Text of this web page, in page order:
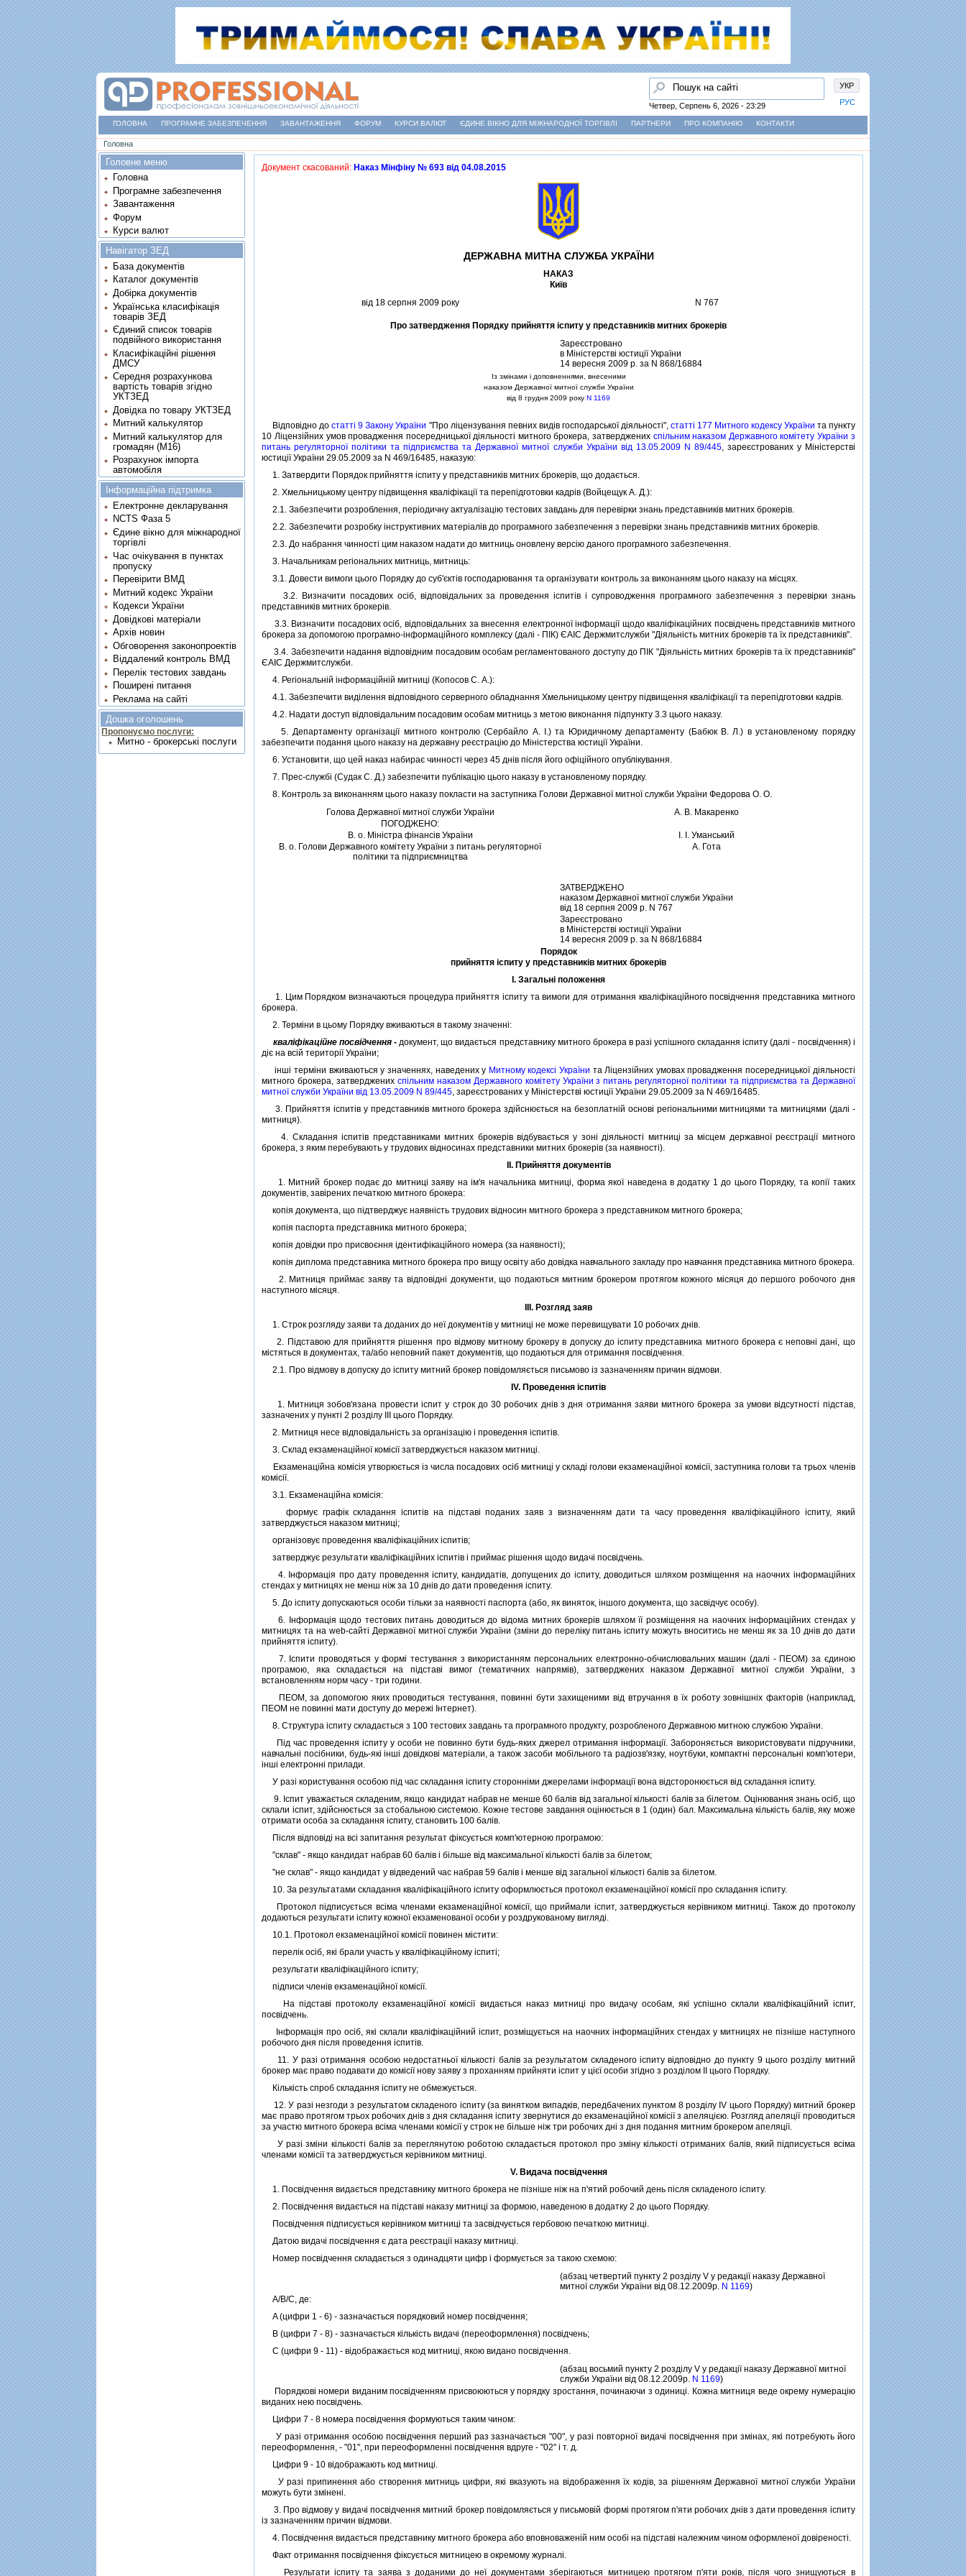
УКР
РУС
Пошук
Четвер, Серпень 6, 2026 - 23:29
ГОЛОВНА ПРОГРАМНЕ ЗАБЕЗПЕЧЕННЯ ЗАВАНТАЖЕННЯ ФОРУМ КУРСИ ВАЛЮТ ЄДИНЕ ВІКНО ДЛЯ МІЖНАРОДНОЇ ТОРГІВЛІ ПАРТНЕРИ ПРО КОМПАНІЮ КОНТАКТИ
Ви є тут
Головна
Документ скасований:Наказ Мінфіну № 693 від 04.08.2015
ДЕРЖАВНА МИТНА СЛУЖБА УКРАЇНИ
НАКАЗ
Київ
вiд 18 серпня 2009 року
N 767
Про затвердження Порядку прийняття iспиту у представникiв митних брокерiв
Зареєстровано
в Мiнiстерствi юстицiї України
14 вересня 2009 р. за N 868/16884
Iз змiнами i доповненнями, внесеними
наказом Державної митної служби України
вiд 8 грудня 2009 року N 1169
Вiдповiдно достаттi 9 Закону України "Про лiцензування певних видiв господарської дiяльностi", статтi 177 Митного кодексу України та пункту
10 Лiцензiйних умов провадження посередницької дiяльностi митного брокера, затверджених спiльним наказом Державного комiтету України з
питань регуляторної полiтики та пiдприємства та Державної митної служби України вiд 13.05.2009 N 89/445, зареєстрованих у Мiнiстерствi
юстицiї України 29.05.2009 за N 469/16485, наказую:
1. Затвердити Порядок прийняття iспиту у представникiв митних брокерiв, що додається.
2. Хмельницькому центру пiдвищення квалiфiкацiї та перепiдготовки кадрiв (Войцещук А. Д.):
2.1. Забезпечити розроблення, перiодичну актуалiзацiю тестових завдань для перевiрки знань представникiв митних брокерiв.
2.2. Забезпечити розробку iнструктивних матерiалiв до програмного забезпечення з перевiрки знань представникiв митних брокерiв.
2.3. До набрання чинностi цим наказом надати до митниць оновлену версiю даного програмного забезпечення.
3. Начальникам регiональних митниць, митниць:
3.1. Довести вимоги цього Порядку до суб'єктiв господарювання та органiзувати контроль за виконанням цього наказу на мiсцях.
3.2. Визначити посадових осiб, вiдповiдальних за проведення iспитiв i супроводження програмного забезпечення з перевiрки знань
представникiв митних брокерiв.
3.3. Визначити посадових осiб, вiдповiдальних за внесення електронної iнформацiї щодо квалiфiкацiйних посвiдчень представникiв митного
брокера за допомогою програмно-iнформацiйного комплексу (далi - ПIК) ЄАIС Держмитслужби "Дiяльнiсть митних брокерiв та їх представникiв".
3.4. Забезпечити надання вiдповiдним посадовим особам регламентованого доступу до ПIК "Дiяльнiсть митних брокерiв та їх представникiв"
ЄАIС Держмитслужби.
4. Регiональнiй iнформацiйнiй митницi (Копосов С. А.):
4.1. Забезпечити видiлення вiдповiдного серверного обладнання Хмельницькому центру пiдвищення квалiфiкацiї та перепiдготовки кадрiв.
4.2. Надати доступ вiдповiдальним посадовим особам митниць з метою виконання пiдпункту 3.3 цього наказу.
5. Департаменту органiзацiї митного контролю (Сербайло А. I.) та Юридичному департаменту (Бабюк В. Л.) в установленому порядку
забезпечити подання цього наказу на державну реєстрацiю до Мiнiстерства юстицiї України.
6. Установити, що цей наказ набирає чинностi через 45 днiв пiсля його офiцiйного опублiкування.
7. Прес-службi (Судак С. Д.) забезпечити публiкацiю цього наказу в установленому порядку.
8. Контроль за виконанням цього наказу покласти на заступника Голови Державної митної служби України Федорова О. О.
Голова Державної митної служби України
А. В. Макаренко
ПОГОДЖЕНО:
В. о. Мiнiстра фiнансiв України
I. I. Уманський
В. о. Голови Державного комiтету України з питань регуляторної
полiтики та пiдприємництва
А. Гота
ЗАТВЕРДЖЕНО
наказом Державної митної служби України
вiд 18 серпня 2009 р. N 767
Зареєстровано
в Мiнiстерствi юстицiї України
14 вересня 2009 р. за N 868/16884
Порядок
прийняття iспиту у представникiв митних брокерiв
I. Загальнi положення
1. Цим Порядком визначаються процедура прийняття iспиту та вимоги для отримання квалiфiкацiйного посвiдчення представника митного
брокера.
2. Термiни в цьому Порядку вживаються в такому значеннi:
квалiфiкацiйне посвiдчення -документ, що видається представнику митного брокера в разi успiшного складання iспиту (далi - посвiдчення) i
дiє на всiй територiї України;
iншi термiни вживаються у значеннях, наведених у Митному кодексi України та Лiцензiйних умовах провадження посередницької дiяльностi
митного брокера, затвердженихспiльним наказом Державного комiтету України з питань регуляторної полiтики та пiдприємства та Державної
митної служби України вiд 13.05.2009 N 89/445, зареєстрованих у Мiнiстерствi юстицiї України 29.05.2009 за N 469/16485.
3. Прийняття iспитiв у представникiв митного брокера здiйснюється на безоплатнiй основi регiональними митницями та митницями (далi -
митниця).
4. Складання iспитiв представниками митних брокерiв вiдбувається у зонi дiяльностi митницi за мiсцем державної реєстрацiї митного
брокера, з яким перебувають у трудових вiдносинах представники митних брокерiв (за наявностi).
II. Прийняття документiв
1. Митний брокер подає до митницi заяву на iм'я начальника митницi, форма якої наведена в додатку 1 до цього Порядку, та копiї таких
документiв, завiрених печаткою митного брокера:
копiя документа, що пiдтверджує наявнiсть трудових вiдносин митного брокера з представником митного брокера;
копiя паспорта представника митного брокера;
копiя довiдки про присвоєння iдентифiкацiйного номера (за наявностi);
копiя диплома представника митного брокера про вищу освiту або довiдка навчального закладу про навчання представника митного брокера.
2. Митниця приймає заяву та вiдповiднi документи, що подаються митним брокером протягом кожного мiсяця до першого робочого дня
наступного мiсяця.
III. Розгляд заяв
1. Строк розгляду заяви та доданих до неї документiв у митницi не може перевищувати 10 робочих днiв.
2. Пiдставою для прийняття рiшення про вiдмову митному брокеру в допуску до iспиту представника митного брокера є неповнi данi, що
мiстяться в документах, та/або неповний пакет документiв, що подаються для отримання посвiдчення.
2.1. Про вiдмову в допуску до iспиту митний брокер повiдомляється письмово iз зазначенням причин вiдмови.
IV. Проведення iспитiв
1. Митниця зобов'язана провести iспит у строк до 30 робочих днiв з дня отримання заяви митного брокера за умови вiдсутностi пiдстав,
зазначених у пунктi 2 роздiлу III цього Порядку.
2. Митниця несе вiдповiдальнiсть за органiзацiю i проведення iспитiв.
3. Склад екзаменацiйної комiсiї затверджується наказом митницi.
Екзаменацiйна комiсiя утворюється iз числа посадових осiб митницi у складi голови екзаменацiйної комiсiї, заступника голови та трьох членiв
комiсiї.
3.1. Екзаменацiйна комiсiя:
формує графiк складання iспитiв на пiдставi поданих заяв з визначенням дати та часу проведення квалiфiкацiйного iспиту, який
затверджується наказом митницi;
органiзовує проведення квалiфiкацiйних iспитiв;
затверджує результати квалiфiкацiйних iспитiв i приймає рiшення щодо видачi посвiдчень.
4. Iнформацiя про дату проведення iспиту, кандидатiв, допущених до iспиту, доводиться шляхом розмiщення на наочних iнформацiйних
стендах у митницях не менш нiж за 10 днiв до дати проведення iспиту.
5. До iспиту допускаються особи тiльки за наявностi паспорта (або, як виняток, iншого документа, що засвiдчує особу).
6. Iнформацiя щодо тестових питань доводиться до вiдома митних брокерiв шляхом її розмiщення на наочних iнформацiйних стендах у
митницях та на web-сайтi Державної митної служби України (змiни до перелiку питань iспиту можуть вноситись не менш як за 10 днiв до дати
прийняття iспиту).
7. Iспити проводяться у формi тестування з використанням персональних електронно-обчислювальних машин (далi - ПЕОМ) за єдиною
програмою, яка складається на пiдставi вимог (тематичних напрямiв), затверджених наказом Державної митної служби України, з
встановленням норм часу - три години.
ПЕОМ, за допомогою яких проводиться тестування, повиннi бути захищеними вiд втручання в їх роботу зовнiшнiх факторiв (наприклад,
ПЕОМ не повиннi мати доступу до мережi Iнтернет).
8. Структура iспиту складається з 100 тестових завдань та програмного продукту, розробленого Державною митною службою України.
Пiд час проведення iспиту у особи не повинно бути будь-яких джерел отримання iнформацiї. Забороняється використовувати пiдручники,
навчальнi посiбники, будь-якi iншi довiдковi матерiали, а також засоби мобiльного та радiозв'язку, ноутбуки, компактнi персональнi комп'ютери,
iншi електроннi прилади.
У разi користування особою пiд час складання iспиту стороннiми джерелами iнформацiї вона вiдсторонюється вiд складання iспиту.
9. Iспит уважається складеним, якщо кандидат набрав не менше 60 балiв вiд загальної кiлькостi балiв за бiлетом. Оцiнювання знань осiб, що
склали iспит, здiйснюється за стобальною системою. Кожне тестове завдання оцiнюється в 1 (один) бал. Максимальна кiлькiсть балiв, яку може
отримати особа за складання iспиту, становить 100 балiв.
Пiсля вiдповiдi на всi запитання результат фiксується комп'ютерною програмою:
"склав" - якщо кандидат набрав 60 балiв i бiльше вiд максимальної кiлькостi балiв за бiлетом;
"не склав" - якщо кандидат у вiдведений час набрав 59 балiв i менше вiд загальної кiлькостi балiв за бiлетом.
10. За результатами складання квалiфiкацiйного iспиту оформлюється протокол екзаменацiйної комiсiї про складання iспиту.
Протокол пiдписується всiма членами екзаменацiйної комiсiї, що приймали iспит, затверджується керiвником митницi. Також до протоколу
додаються результати iспиту кожної екзаменованої особи у роздрукованому виглядi.
10.1. Протокол екзаменацiйної комiсiї повинен мiстити:
перелiк осiб, якi брали участь у квалiфiкацiйному iспитi;
результати квалiфiкацiйного iспиту;
пiдписи членiв екзаменацiйної комiсiї.
На пiдставi протоколу екзаменацiйної комiсiї видається наказ митницi про видачу особам, якi успiшно склали квалiфiкацiйний iспит,
посвiдчень.
Iнформацiя про осiб, якi склали квалiфiкацiйний iспит, розмiщується на наочних iнформацiйних стендах у митницях не пiзнiше наступного
робочого дня пiсля проведення iспитiв.
11. У разi отримання особою недостатньої кiлькостi балiв за результатом складеного iспиту вiдповiдно до пункту 9 цього роздiлу митний
брокер має право подавати до комiсiї нову заяву з проханням прийняти iспит у цiєї особи згiдно з роздiлом II цього Порядку.
Кiлькiсть спроб складання iспиту не обмежується.
12. У разi незгоди з результатом складеного iспиту (за винятком випадкiв, передбачених пунктом 8 роздiлу IV цього Порядку) митний брокер
має право протягом трьох робочих днiв з дня складання iспиту звернутися до екзаменацiйної комiсiї з апеляцiєю. Розгляд апеляцiї проводиться
за участю митного брокера всiма членами комiсiї у строк не бiльше нiж три робочих днi з дня подання митним брокером апеляцiї.
У разi змiни кiлькостi балiв за переглянутою роботою складається протокол про змiну кiлькостi отриманих балiв, який пiдписується всiма
членами комiсiї та затверджується керiвником митницi.
V. Видача посвiдчення
1. Посвiдчення видається представнику митного брокера не пiзнiше нiж на п'ятий робочий день пiсля складеного iспиту.
2. Посвiдчення видається на пiдставi наказу митницi за формою, наведеною в додатку 2 до цього Порядку.
Посвiдчення пiдписується керiвником митницi та засвiдчується гербовою печаткою митницi.
Датою видачi посвiдчення є дата реєстрацiї наказу митницi.
Номер посвiдчення складається з одинадцяти цифр i формується за такою схемою:
(абзац четвертий пункту 2 роздiлу V у редакцiї наказу Державної
митної служби України вiд 08.12.2009р. N 1169)
A/B/C, де:
A (цифри 1 - 6) - зазначається порядковий номер посвiдчення;
B (цифри 7 - 8) - зазначається кiлькiсть видачi (переоформлення) посвiдчень;
С (цифри 9 - 11) - вiдображається код митницi, якою видано посвiдчення.
(абзац восьмий пункту 2 роздiлу V у редакцiї наказу Державної митної
служби України вiд 08.12.2009р. N 1169)
Порядковi номери виданим посвiдченням присвоюються у порядку зростання, починаючи з одиницi. Кожна митниця веде окрему нумерацiю
виданих нею посвiдчень.
Цифри 7 - 8 номера посвiдчення формуються таким чином:
У разi отримання особою посвiдчення перший раз зазначається "00", у разi повторної видачi посвiдчення при змiнах, якi потребують його
переоформлення, - "01", при переоформленнi посвiдчення вдруге - "02" i т. д.
Цифри 9 - 10 вiдображають код митницi.
У разi припинення або створення митниць цифри, якi вказують на вiдображення їх кодiв, за рiшенням Державної митної служби України
можуть бути змiненi.
3. Про вiдмову у видачi посвiдчення митний брокер повiдомляється у письмовiй формi протягом п'яти робочих днiв з дати проведення iспиту
iз зазначенням причин вiдмови.
4. Посвiдчення видається представнику митного брокера або вповноваженiй ним особi на пiдставi належним чином оформленої довiреностi.
Факт отримання посвiдчення фiксується митницею в окремому журналi.
Результати iспиту та заява з доданими до неї документами зберiгаються митницею протягом п'яти рокiв, пiсля чого знищуються в
Головне меню
Головна
Програмне забезпечення
Завантаження
Форум
Курси валют
Навігатор ЗЕД
База документів
Каталог документів
Добірка документів
Українська класифікація
товарів ЗЕД
Єдиний список товарів
подвійного використання
Класифікаційні рішення
ДМСУ
Середня розрахункова
вартість товарів згідно
УКТЗЕД
Довідка по товару УКТЗЕД
Митний калькулятор
Митний калькулятор для
громадян (М16)
Розрахунок імпорта
автомобіля
Інформаційна підтримка
Електронне декларування
NCTS Фаза 5
Єдине вікно для міжнародної
торгівлі
Час очікування в пунктах
пропуску
Перевірити ВМД
Митний кодекс України
Кодекси України
Довідкові матеріали
Архів новин
Обговорення законопроектів
Віддалений контроль ВМД
Перелік тестових завдань
Поширені питання
Реклама на сайті
Дошка оголошень
Пропонуємо послуги:
Митно - брокерські послуги